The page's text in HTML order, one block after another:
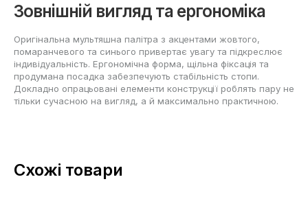
Зовнішній вигляд та ергономіка
Оригінальна мультяшна палітра з акцентами жовтого,
помаранчевого та синього привертає увагу та підкреслює
індивідуальність. Ергономічна форма, щільна фіксація та
продумана посадка забезпечують стабільність стопи.
Докладно опрацьовані елементи конструкції роблять пару не
тільки сучасною на вигляд, а й максимально практичною.
Схожі товари